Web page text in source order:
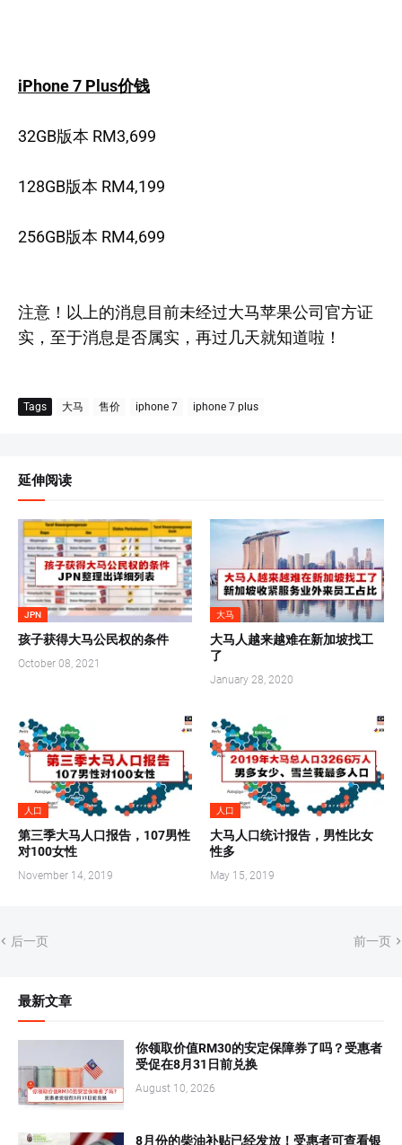
iPhone 7 Plus价钱
32GB版本 RM3,699
128GB版本 RM4,199
256GB版本 RM4,699
注意！以上的消息目前未经过大马苹果公司官方证
实，至于消息是否属实，再过几天就知道啦！
Tags 大马 售价 iphone 7 iphone 7 plus
延伸阅读
JPN
孩子获得大马公民权的条件
October 08, 2021
大马
大马人越来越难在新加坡找工
了
January 28, 2020
人口
第三季大马人口报告，107男性
对100女性
November 14, 2019
人口
大马人口统计报告，男性比女
性多
May 15, 2019
后一页 前一页
最新文章
你领取价值RM30的安定保障券了吗？受惠者
受促在8月31日前兑换
August 10, 2026
8月份的柴油补贴已经发放！受惠者可查看银